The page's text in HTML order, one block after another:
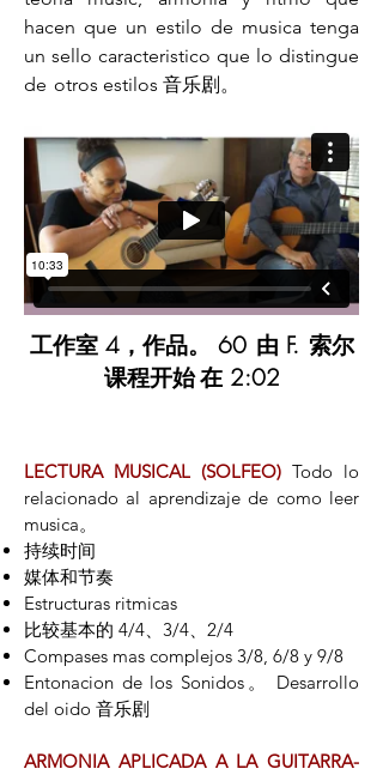
hacen que un estilo de musica tenga
un sello caracteristico que lo distingue
de otros estilos 音乐剧。
工作室 4，作品。 60 由 F. 索尔
课程开始在 2:02
LECTURA MUSICAL (SOLFEO) Todo lo
relacionado al aprendizaje de como leer
musica。
持续时间
媒体和节奏
Estructuras ritmicas
比较基本的 4/4、3/4、2/4
Compases mas complejos 3/8, 6/8 y 9/8
Entonacion de los Sonidos。 Desarrollo
del oido 音乐剧
ARMONIA APLICADA A LA GUITARRA-